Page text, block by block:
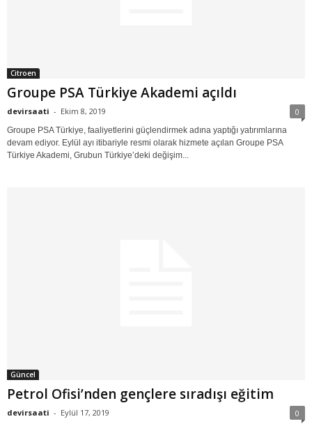
Citroen
Groupe PSA Türkiye Akademi açıldı
devirsaati - Ekim 8, 2019 0
Groupe PSA Türkiye, faaliyetlerini güçlendirmek adına yaptığı yatırımlarına
devam ediyor. Eylül ayı itibariyle resmi olarak hizmete açılan Groupe PSA
Türkiye Akademi, Grubun Türkiye’deki değişim...
Güncel
Petrol Ofisi’nden gençlere sıradışı eğitim
devirsaati - Eylül 17, 2019 0